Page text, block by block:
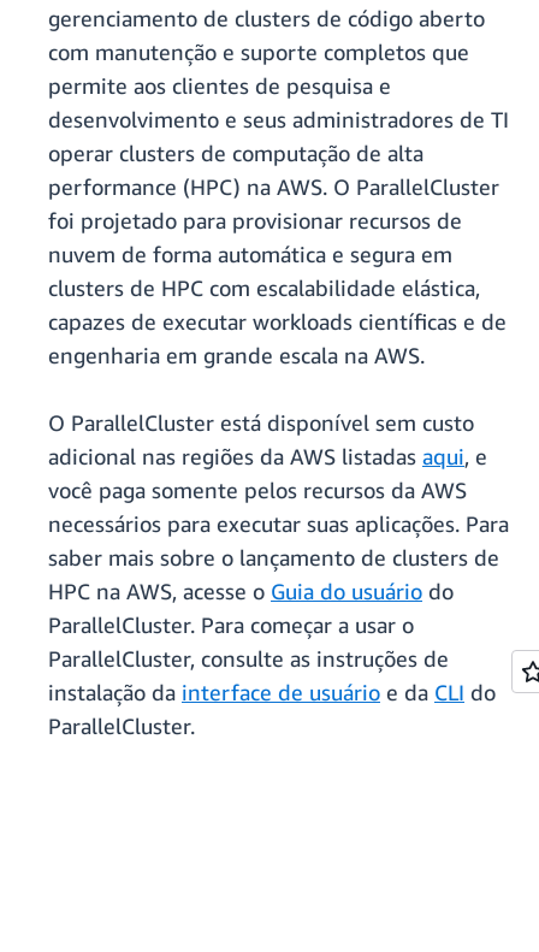
gerenciamento de clusters de código aberto
com manutenção e suporte completos que
permite aos clientes de pesquisa e
desenvolvimento e seus administradores de TI
operar clusters de computação de alta
performance (HPC) na AWS. O ParallelCluster
foi projetado para provisionar recursos de
nuvem de forma automática e segura em
clusters de HPC com escalabilidade elástica,
capazes de executar workloads científicas e de
engenharia em grande escala na AWS.
O ParallelCluster está disponível sem custo
adicional nas regiões da AWS listadas aqui, e
você paga somente pelos recursos da AWS
necessários para executar suas aplicações. Para
saber mais sobre o lançamento de clusters de
HPC na AWS, acesse o Guia do usuário do
ParallelCluster. Para começar a usar o
ParallelCluster, consulte as instruções de
instalação da interface de usuário e da CLI do
ParallelCluster.